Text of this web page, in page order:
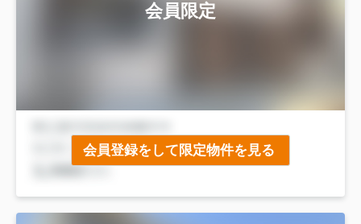
会員限定
会員登録をして限定物件を見る